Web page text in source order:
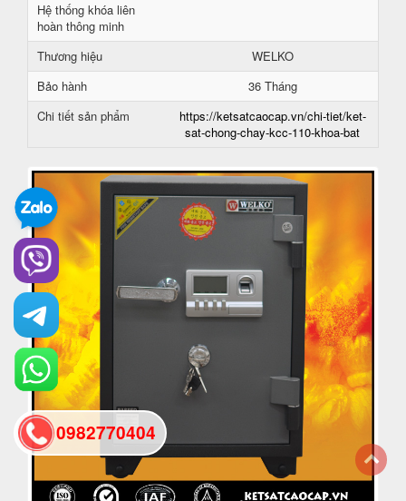
Hệ thống khóa liên
hoàn thông minh
Thương hiệu
WELKO
Bảo hành
36 Tháng
Chi tiết sản phẩm
https://ketsatcaocap.vn/chi-tiet/ket-
sat-chong-chay-kcc-110-khoa-bat
0982770404